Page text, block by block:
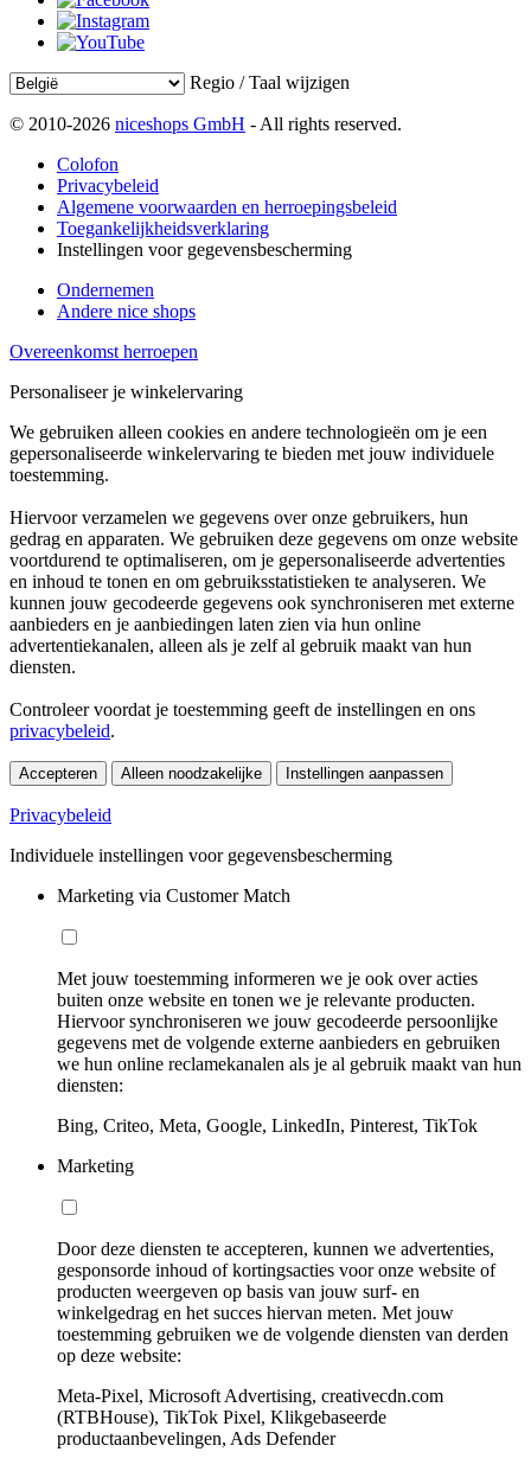
Regio / Taal wijzigen
© 2010-2026 niceshops GmbH - All rights reserved.
Colofon
Privacybeleid
Algemene voorwaarden en herroepingsbeleid
Toegankelijkheidsverklaring
Instellingen voor gegevensbescherming
Ondernemen
Andere nice shops
Overeenkomst herroepen
Personaliseer je winkelervaring
We gebruiken alleen cookies en andere technologieën om je een
gepersonaliseerde winkelervaring te bieden met jouw individuele
toestemming.
Hiervoor verzamelen we gegevens over onze gebruikers, hun
gedrag en apparaten. We gebruiken deze gegevens om onze website
voortdurend te optimaliseren, om je gepersonaliseerde advertenties
en inhoud te tonen en om gebruiksstatistieken te analyseren. We
kunnen jouw gecodeerde gegevens ook synchroniseren met externe
aanbieders en je aanbiedingen laten zien via hun online
advertentiekanalen, alleen als je zelf al gebruik maakt van hun
diensten.
Controleer voordat je toestemming geeft de instellingen en ons
privacybeleid.
Accepteren Alleen noodzakelijke Instellingen aanpassen
Privacybeleid
Individuele instellingen voor gegevensbescherming
Marketing via Customer Match
Met jouw toestemming informeren we je ook over acties
buiten onze website en tonen we je relevante producten.
Hiervoor synchroniseren we jouw gecodeerde persoonlijke
gegevens met de volgende externe aanbieders en gebruiken
we hun online reclamekanalen als je al gebruik maakt van hun
diensten:
Bing, Criteo, Meta, Google, LinkedIn, Pinterest, TikTok
Marketing
Door deze diensten te accepteren, kunnen we advertenties,
gesponsorde inhoud of kortingsacties voor onze website of
producten weergeven op basis van jouw surf- en
winkelgedrag en het succes hiervan meten. Met jouw
toestemming gebruiken we de volgende diensten van derden
op deze website:
Meta-Pixel, Microsoft Advertising, creativecdn.com
(RTBHouse), TikTok Pixel, Klikgebaseerde
productaanbevelingen, Ads Defender